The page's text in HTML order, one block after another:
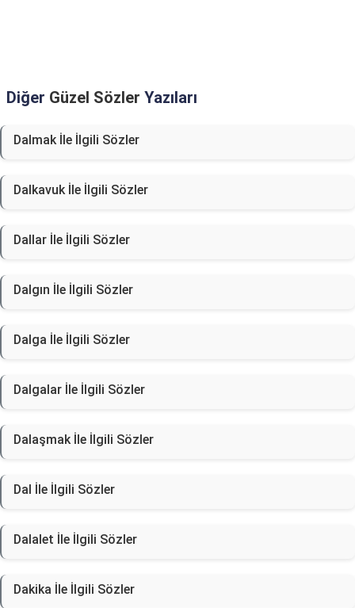
Diğer Güzel Sözler Yazıları
Dalmak İle İlgili Sözler
Dalkavuk İle İlgili Sözler
Dallar İle İlgili Sözler
Dalgın İle İlgili Sözler
Dalga İle İlgili Sözler
Dalgalar İle İlgili Sözler
Dalaşmak İle İlgili Sözler
Dal İle İlgili Sözler
Dalalet İle İlgili Sözler
Dakika İle İlgili Sözler